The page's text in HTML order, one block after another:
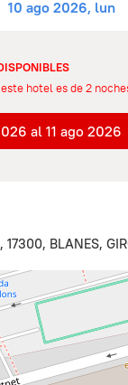
10 ago 2026, lun
hotel es de 2
al 11 ago 2026
17300, BLANES,